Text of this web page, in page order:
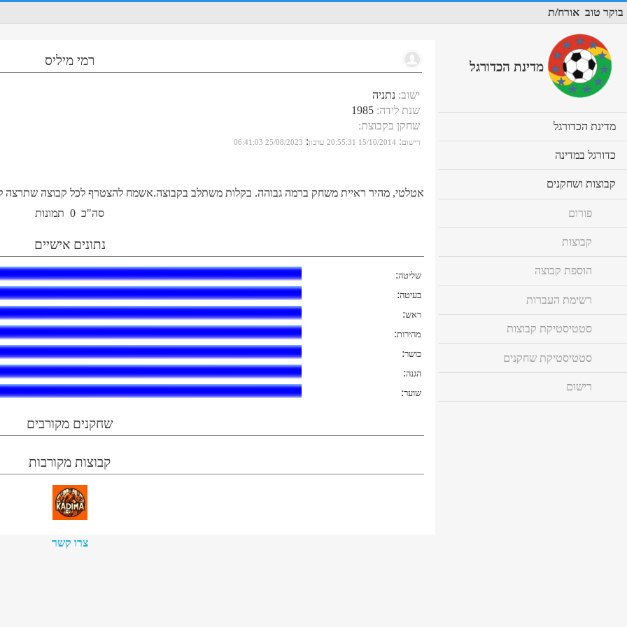
בוקר טוב אורח/ת
רמי מיליס
ישוב: נתניה
שנת לידה:
1985
שחקן בקבוצת:
רישום:
15/10/2014 20:55:31 עדכון:
25/08/2023 06:41:03
אטלטי, מהיר ראיית משחק ברמה גבוהה. בקלות משתלב בקבוצה.אשמח להצטרף לכל קבוצה שתרצה
סה"כ 0 תמונות
נתונים אישיים
שליטה:
בעיטה:
ראש:
מהירות:
כושר:
הגנה:
שוער:
שחקנים מקורבים
קבוצות מקורבות
צרו קשר
מדינת הכדורגל
מדינת הכדורגל
to
כדורגל במדינה
to
קבוצות ושחקנים
to
פורום
קבוצות
הוספת קבוצה
רשימת העברות
סטטיסטיקת קבוצות
סטטיסטיקת שחקנים
רישום